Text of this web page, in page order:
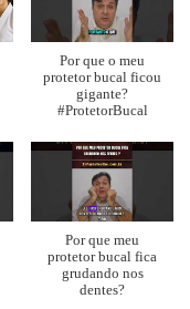
Por que o meu
protetor bucal ficou
gigante?
#ProtetorBucal
Por que meu
protetor bucal fica
grudando nos
dentes?